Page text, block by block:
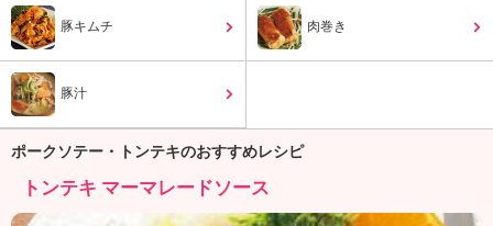
料
豚キムチ 肉巻き
豚汁
ポークソテー・トンテキのおすすめレシピ
トンテキ マーマレードソース